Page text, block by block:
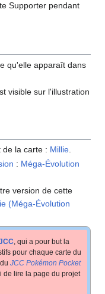
Supporter pendant
qu'elle apparaît dans
visible sur l'illustration
de la carte : Millie.
: Méga-Évolution
version de cette
(Méga-Évolution
, qui a pour but la
pour chaque carte du
JCC Pokémon Pocket
de lire la page du projet